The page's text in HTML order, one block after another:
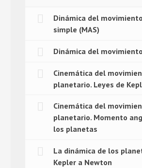
Dinámica del
simple (MAS)
Dinámica del
Cinemática del
planetario. Leyes de
Cinemática del
planetario. Momento
los planetas
La dinámica de los
Kepler a Newton